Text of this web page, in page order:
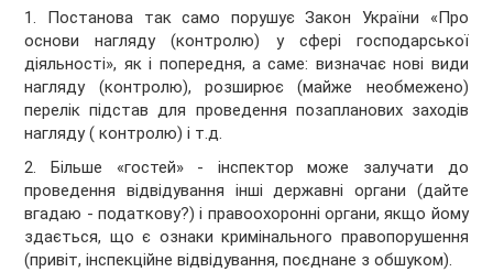
1. Постанова так само порушує Закон України «Про
основи нагляду (контролю) у сфері господарської
діяльності», як і попередня, а саме: визначає нові види
нагляду (контролю), розширює (майже необмежено)
перелік підстав для проведення позапланових заходів
нагляду ( контролю) і т.д.
2. Більше «гостей» - інспектор може залучати до
проведення відвідування інші державні органи (дайте
вгадаю - податкову?) і правоохоронні органи, якщо йому
здається, що є ознаки кримінального правопорушення
(привіт, інспекційне відвідування, поєднане з обшуком).